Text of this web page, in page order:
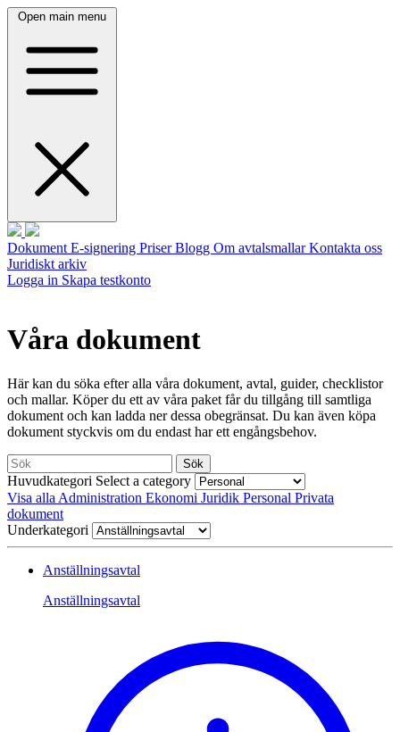
Open main menu
Dokument E-signering PriserBlogg Om avtalsmallarKontakta oss
Juridiskt arkiv
Logga in Skapa testkonto
Våra dokument
Här kan du söka efter alla våra dokument, avtal, guider, checklistor
och mallar. Köper du ett av våra paket får du tillgång till samtliga
dokument och kan ladda ner dessa obegränsat. Du kan även köpa
dokument styckvis om du endast har ett engångsbehov.
Sök
Huvudkategori Select a category
Visa alla Administration Ekonomi Juridik Personal Privata
dokument
Underkategori
Anställningsavtal
Anställningsavtal